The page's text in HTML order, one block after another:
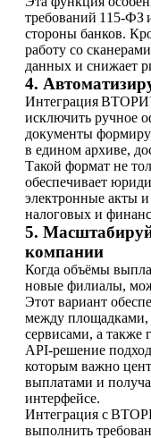
требований 115‑ФЗ
стороны банков.
работу со
данных и снижает
4.
Интеграция
исключить ручное
документы
в едином архиве,
Такой формат не
обеспечивает
электронные акты
налоговых и
5.
компании
Когда объёмы
новые филиалы,
Этот вариант
между площадками,
сервисами, а также
API‑решение
которым важно
выплатами и
интерфейсе.
Интеграция с
выполнить